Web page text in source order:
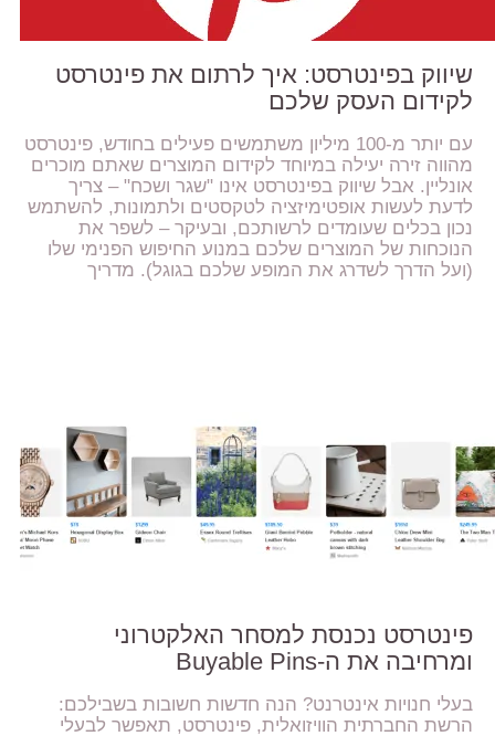
שיווק בפינטרסט: איך לרתום את פינטרסט
לקידום העסק שלכם
עם יותר מ-100 מיליון משתמשים פעילים בחודש, פינטרסט
מהווה זירה יעילה במיוחד לקידום המוצרים שאתם מוכרים
אונליין. אבל שיווק בפינטרסט אינו "שגר ושכח" – צריך
לדעת לעשות אופטימיזציה לטקסטים ולתמונות, להשתמש
נכון בכלים שעומדים לרשותכם, ובעיקר – לשפר את
הנוכחות של המוצרים שלכם במנוע החיפוש הפנימי שלו
(ועל הדרך לשדרג את המופע שלכם בגוגל). מדריך
פינטרסט נכנסת למסחר האלקטרוני
ומרחיבה את ה-Buyable Pins
בעלי חנויות אינטרנט? הנה חדשות חשובות בשבילכם:
הרשת החברתית הוויזואלית, פינטרסט, תאפשר לבעלי